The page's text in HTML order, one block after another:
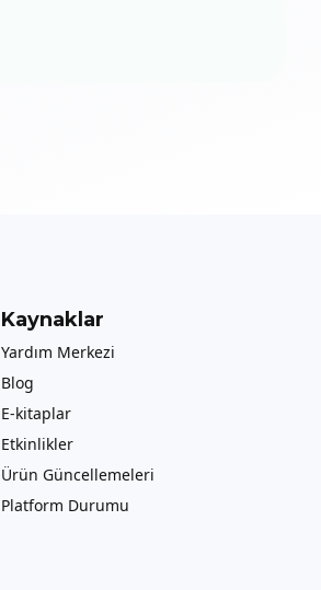
Kaynaklar
Yardım Merkezi
Blog
E-kitaplar
Etkinlikler
Ürün Güncellemeleri
Platform Durumu